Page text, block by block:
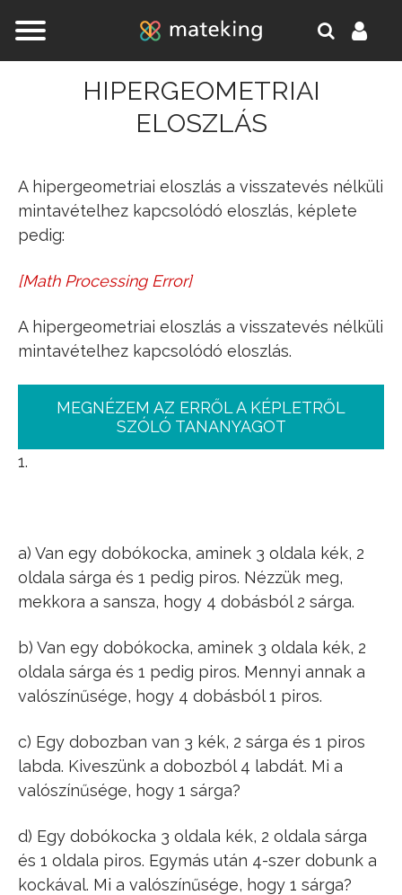
HIPERGEOMETRIAI
ELOSZLÁS
A hipergeometriai eloszlás a visszatevés nélküli
mintavételhez kapcsolódó eloszlás, képlete
pedig:
[Math Processing Error]
P(X=k) =\mathchoice((((K
A hipergeometriai eloszlás a visszatevés nélküli
mintavételhez kapcsolódó eloszlás.
MEGNÉZEM AZ ERRŐL A KÉPLETRŐL
SZÓLÓ TANANYAGOT
1.
a) Van egy dobókocka, aminek 3 oldala kék, 2
oldala sárga és 1 pedig piros. Nézzük meg,
mekkora a sansza, hogy 4 dobásból 2 sárga.
b) Van egy dobókocka, aminek 3 oldala kék, 2
oldala sárga és 1 pedig piros. Mennyi annak a
valószínűsége, hogy 4 dobásból 1 piros.
c) Egy dobozban van 3 kék, 2 sárga és 1 piros
labda. Kiveszünk a dobozból 4 labdát. Mi a
valószínűsége, hogy 1 sárga?
d) Egy dobókocka 3 oldala kék, 2 oldala sárga
és 1 oldala piros. Egymás után 4-szer dobunk a
kockával. Mi a valószínűsége, hogy 1 sárga?